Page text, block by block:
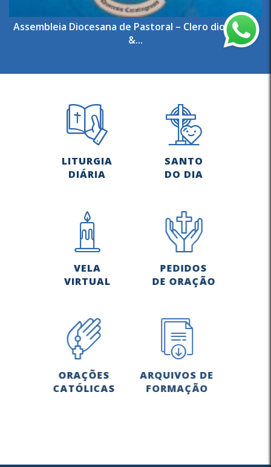
Assembleia Diocesana de Pastoral – Clero diocesano
&...
LITURGIA
DIÁRIA
SANTO
DO DIA
VELA
VIRTUAL
PEDIDOS
DE ORAÇÃO
ORAÇÕES
CATÓLICAS
ARQUIVOS DE
FORMAÇÃO